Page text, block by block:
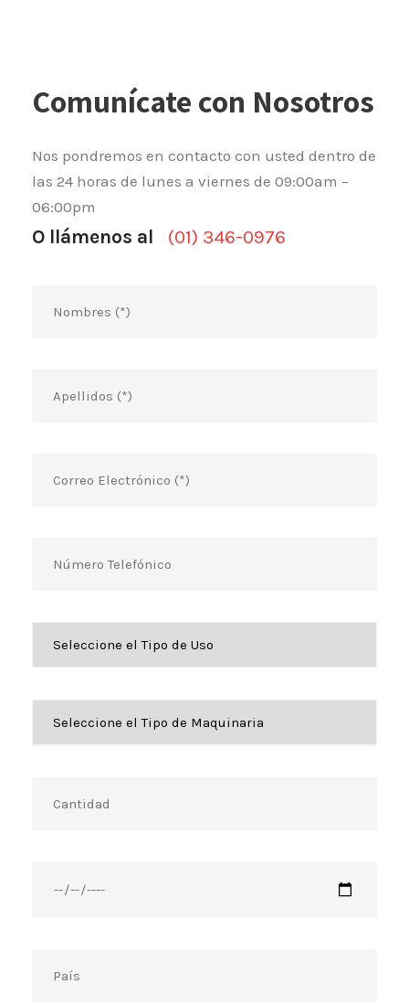
Comunícate con Nosotros
Nos pondremos en contacto con usted dentro de
las 24 horas de lunes a viernes de 09:00am –
06:00pm
O llámenos al (01) 346-0976